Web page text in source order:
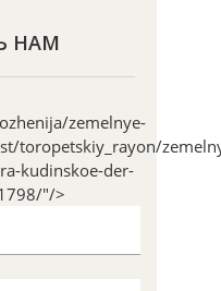
НАМ
zemelnye-
toropetskiy_rayon/
kudinskoe-der-
"/>